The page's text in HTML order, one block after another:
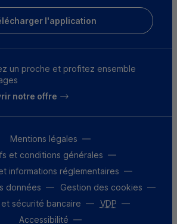
l'application
un proche et profitez ensemble
notre offre
Mentions légales
et conditions générales
informations réglementaires
données
Gestion des cookies
et sécurité bancaire
VDP
Accessibilité